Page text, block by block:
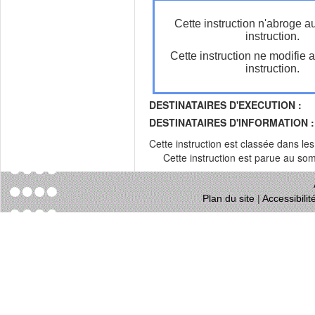
Cette instruction n'abroge
instruction.
Cette instruction ne modifie
instruction.
DESTINATAIRES D'EXECUTION :
DESTINATAIRES D'INFORMATION :
Cette instruction est classée dans
Cette instruction est parue au
Plan du site|